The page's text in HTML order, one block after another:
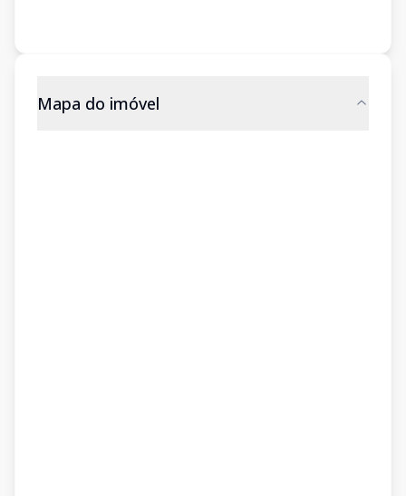
Mapa do imóvel